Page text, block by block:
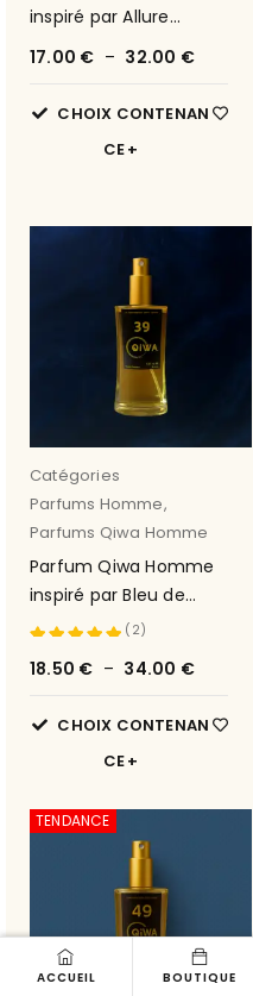
inspiré par Allure
Homme de Chanel 36
17.00 € – 32.00 €
CHOIX CONTENAN
CE
Catégories
Parfums Homme,
Parfums Qiwa Homme
Parfum Qiwa Homme
inspiré par Bleu de
Chanel 39
Note5.00
(2)
18.50 € – 34.00 €
CHOIX CONTENAN
CE
TENDANCE
ACCUEIL BOUTIQUE